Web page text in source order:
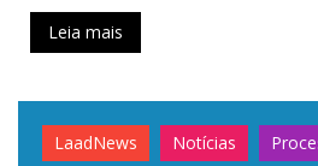
Leia mais
LaadNews Notícias